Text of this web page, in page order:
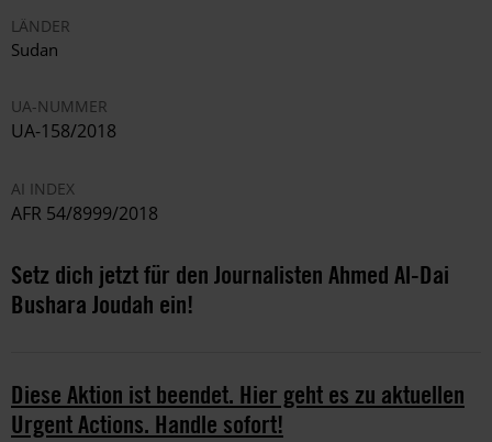
LÄNDER
Sudan
UA-NUMMER
UA-158/2018
AI INDEX
AFR 54/8999/2018
Setz dich jetzt für den Journalisten Ahmed Al-Dai
Bushara Joudah ein!
Diese Aktion ist beendet. Hier geht es zu aktuellen
Urgent Actions. Handle sofort!